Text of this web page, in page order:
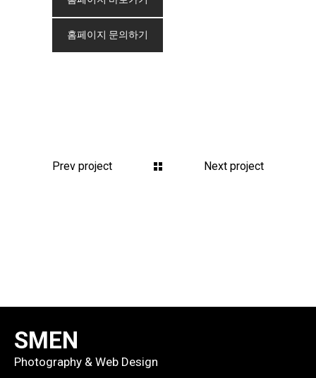
홈페이지 문의하기
Prev project Next project
SMEN
Photography & Web Design